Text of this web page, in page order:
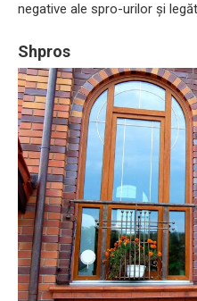
negative ale spro-urilor și
Shpros